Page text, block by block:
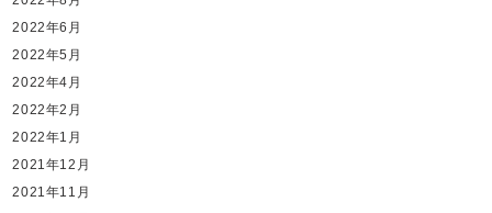
2022年6月
2022年5月
2022年4月
2022年2月
2022年1月
2021年12月
2021年11月